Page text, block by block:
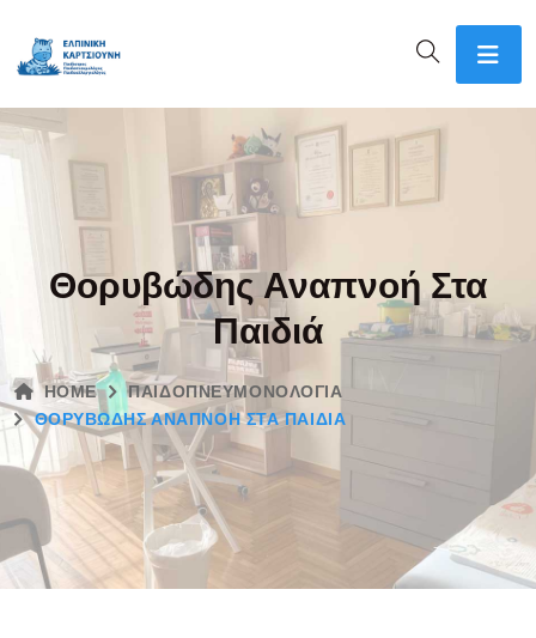
Θορυβώδης Αναπνοή Στα
Παιδιά
HOME
ΠΑΙΔΟΠΝΕΥΜΟΝΟΛΟΓΊΑ
ΘΟΡΥΒΏΔΗΣ ΑΝΑΠΝΟΉ ΣΤΑ ΠΑΙΔΙΆ